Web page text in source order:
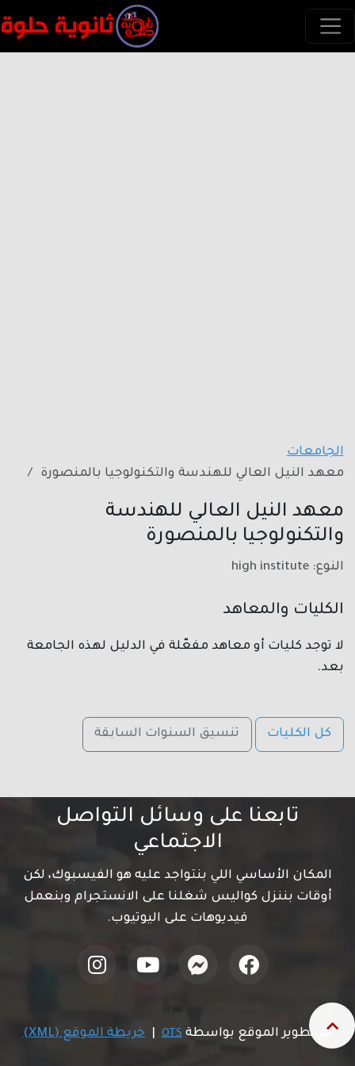
الجامعات
معهد النيل العالي للهندسة والتكنولوجيا بالمنصورة
معهد النيل العالي للهندسة
والتكنولوجيا بالمنصورة
النوع: high institute
الكليات والمعاهد
لا توجد كليات أو معاهد مفعّلة في الدليل لهذه الجامعة
بعد.
كل الكليات تنسيق السنوات السابقة
تابعنا على وسائل التواصل
الاجتماعي
المكان الأساسي اللي بنتواجد عليه هو الفيسبوك، لكن
أوقات بننزل كواليس شغلنا على الانستجرام وبنعمل
فيديوهات على اليوتيوب.
تم تطوير الموقع بواسطة OTS خريطة الموقع (XML)